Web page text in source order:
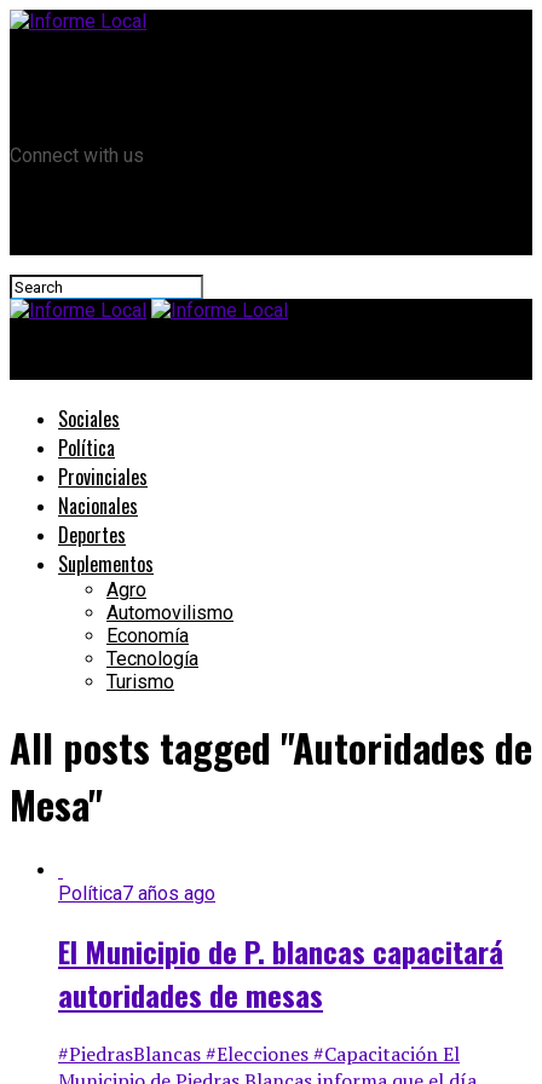
Connect with us
Sociales
Política
Provinciales
Nacionales
Deportes
Suplementos
Agro
Automovilismo
Economía
Tecnología
Turismo
All posts tagged "Autoridades de
Mesa"
Política7 años ago
El Municipio de P. blancas capacitará
autoridades de mesas
#PiedrasBlancas #Elecciones #Capacitación El